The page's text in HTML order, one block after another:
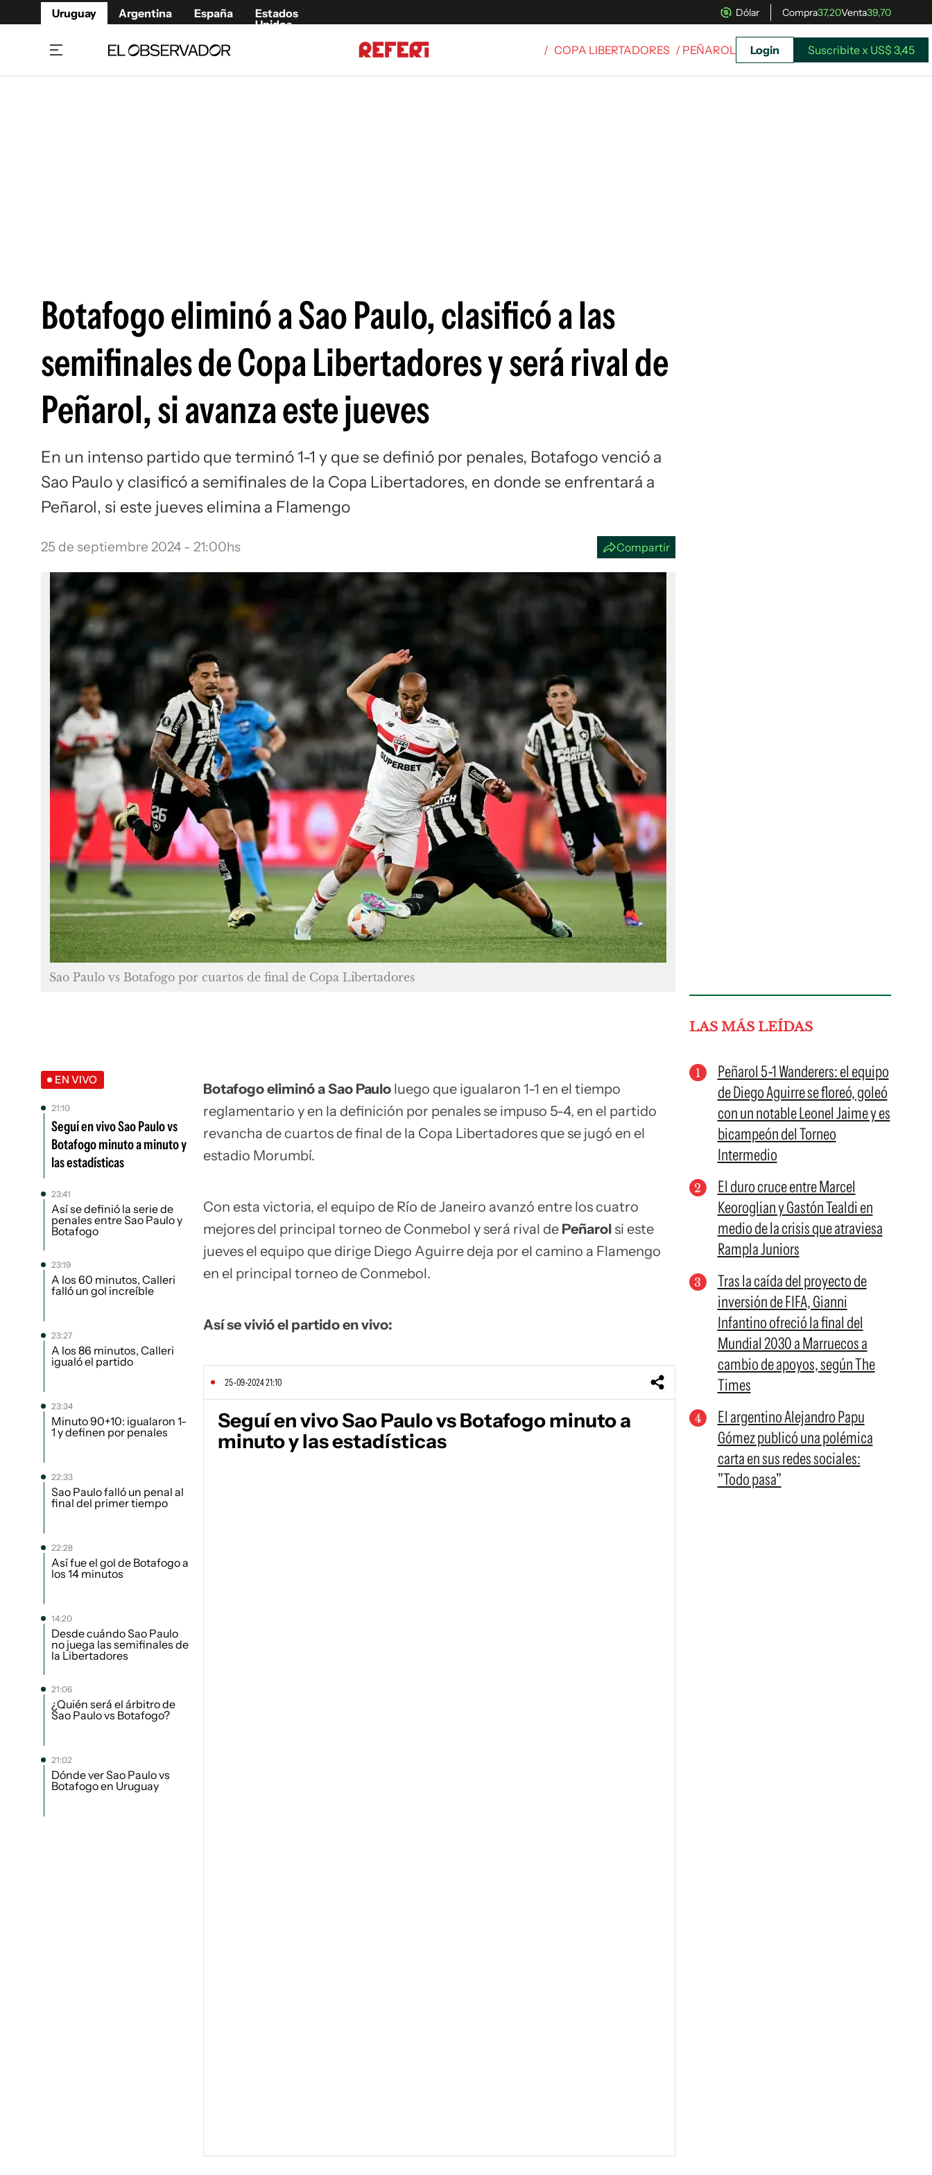
Uruguay Argentina España
Estados
Unidos
Dólar Compra37,20Venta39,70
Siguenos en:
/ COPA LIBERTADORES / PEÑAROL Login Suscribite x US$ 3,45
Botafogo eliminó a Sao Paulo, clasificó a las
semifinales de Copa Libertadores y será rival de
Peñarol, si avanza este jueves
En un intenso partido que terminó 1-1 y que se definió por penales, Botafogo venció a
Sao Paulo y clasificó a semifinales de la Copa Libertadores, en donde se enfrentará a
Peñarol, si este jueves elimina a Flamengo
25 de septiembre 2024 - 21:00hs Compartir
Sao Paulo vs Botafogo por cuartos de final de Copa Libertadores
EN VIVO
21:10
Seguí en vivo Sao Paulo vs
Botafogo minuto a minuto y
las estadísticas
23:41
Así se definió la serie de
penales entre Sao Paulo y
Botafogo
23:19
A los 60 minutos, Calleri
falló un gol increíble
23:27
A los 86 minutos, Calleri
igualó el partido
23:34
Minuto 90+10: igualaron 1-
1 y definen por penales
22:33
Sao Paulo falló un penal al
final del primer tiempo
22:28
Así fue el gol de Botafogo a
los 14 minutos
14:20
Desde cuándo Sao Paulo
no juega las semifinales de
la Libertadores
21:06
¿Quién será el árbitro de
Sao Paulo vs Botafogo?
21:02
Dónde ver Sao Paulo vs
Botafogo en Uruguay
Botafogo eliminó a Sao Pauloluego que igualaron 1-1 en el tiempo
reglamentario y en la definición por penales se impuso 5-4, en el partido
revancha de cuartos de final de la Copa Libertadores que se jugó en el
estadio Morumbí.
Con esta victoria, el equipo de Río de Janeiro avanzó entre los cuatro
mejores del principal torneo de Conmebol y será rival de Peñarol si este
jueves el equipo que dirige Diego Aguirre deja por el camino a Flamengo
en el principal torneo de Conmebol.
Así se vivió el partido en vivo:
25-09-2024 21:10
Seguí en vivo Sao Paulo vs Botafogo minuto a
minuto y las estadísticas
LAS MÁS LEÍDAS
Peñarol 5-1 Wanderers: el equipo
de Diego Aguirre se floreó, goleó
con un notable Leonel Jaime y es
bicampeón del Torneo
Intermedio
El duro cruce entre Marcel
Keoroglian y Gastón Tealdi en
medio de la crisis que atraviesa
Rampla Juniors
Tras la caída del proyecto de
inversión de FIFA, Gianni
Infantino ofreció la final del
Mundial 2030 a Marruecos a
cambio de apoyos, según The
Times
El argentino Alejandro Papu
Gómez publicó una polémica
carta en sus redes sociales:
"Todo pasa"